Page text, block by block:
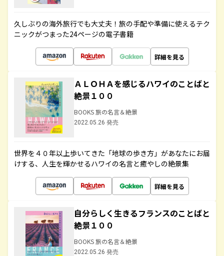
久しぶりの海外旅行でも大丈夫！旅の手配や準備に使えるテク
ニックがつまった24ページの電子書籍
詳細を見る
ＡＬＯＨＡを感じるハワイのことばと
絶景１００
BOOKS 旅の名言＆絶景
2022.05.26 発売
世界を４０年以上歩いてきた「地球の歩き方」があなたにお届
けする、人生を輝かせるハワイの名言と癒やしの絶景集
詳細を見る
自分らしく生きるフランスのことばと
絶景１００
BOOKS 旅の名言＆絶景
2022.05.26 発売